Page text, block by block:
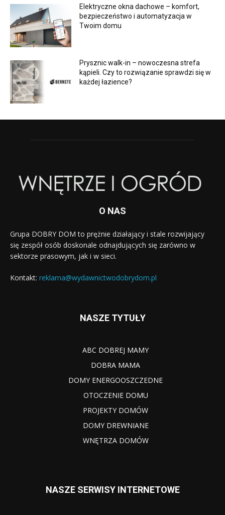
Elektryczne okna dachowe – komfort,
bezpieczeństwo i automatyzacja w
Twoim domu
Prysznic walk-in – nowoczesna strefa
kąpieli. Czy to rozwiązanie sprawdzi się w
każdej łazience?
O NAS
Grupa DOBRY DOM to prężnie działający i stale rozwijający
się zespół osób doskonale odnajdujących się zarówno w
sektorze prasowym, jak i w sieci.
Kontakt: reklama@wydawnictwodobrydom.pl
NASZE TYTUŁY
ABC DOBREJ MAMY
DOBRA MAMA
DOMY ENERGOOSZCZEDNE
OTOCZENIE DOMU
PROJEKTY DOMÓW
DOMY DREWNIANE
WNĘTRZA DOMÓW
NASZE SERWISY INTERNETOWE